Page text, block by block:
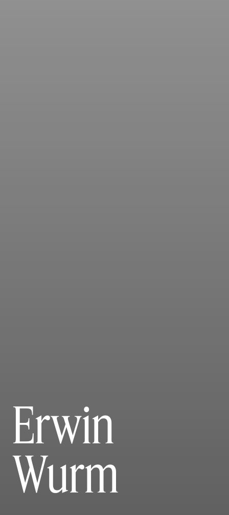
Erwin
Wurm